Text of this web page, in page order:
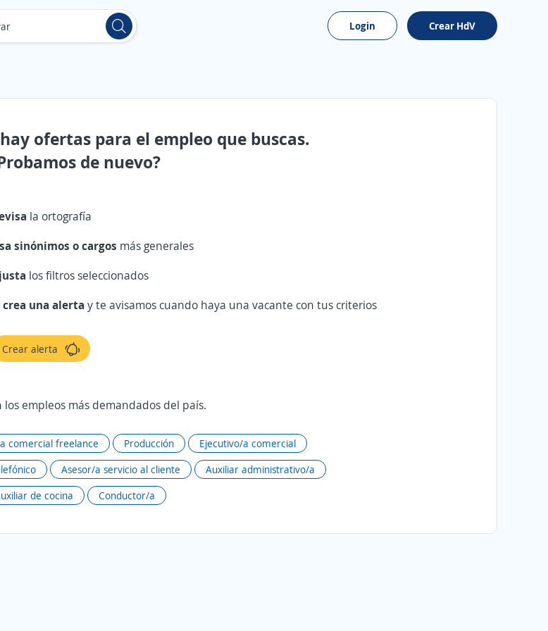
Login Crear HdV
ofertas para el empleo que buscas.
de nuevo?
la ortografía
sinónimos o cargos más generales
los filtros seleccionados
crea una alertay te avisamos cuando haya una vacante con tus criterios
Crear alerta
los empleos más demandados del país.
comercial freelance Producción
Ejecutivo/a comercial
Asesor/a servicio al cliente
Auxiliar administrativo/a
de cocina
Conductor/a